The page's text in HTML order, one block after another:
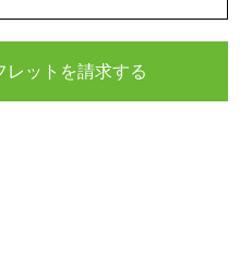
レットを請求する